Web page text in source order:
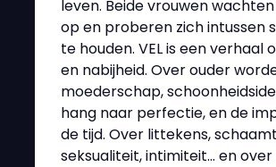
leven. Beide vrouwen
op en proberen zich intussen
te houden. VEL is een verhaal
en nabijheid. Over ouder
moederschap,
hang naar perfectie, en de
de tijd. Over littekens,
seksualiteit, intimiteit… en over